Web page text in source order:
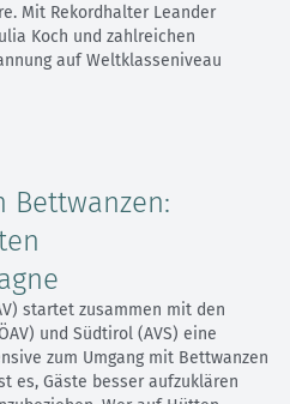
Mit Rekordhalter Leander
Koch und zahlreichen
auf Weltklasseniveau
Bettwanzen:
startet zusammen mit den
und Südtirol (AVS) eine
zum Umgang mit Bettwanzen
es, Gäste besser aufzuklären